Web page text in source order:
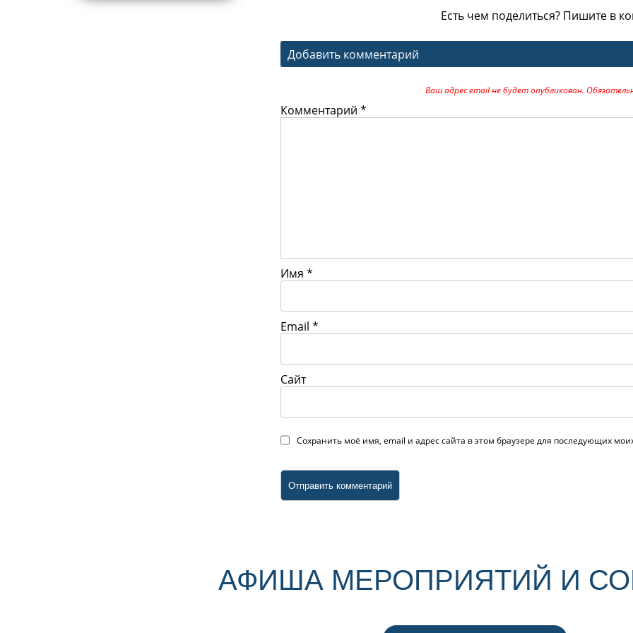
Есть чем поделиться? Пишите в
Добавить комментарий
Ваш адрес email не будет опубликован.
Комментарий *
Имя *
Email *
Сайт
Сохранить моё имя, email и адрес сайта в этом браузере для последующих
АФИША МЕРОПРИЯТИЙ И